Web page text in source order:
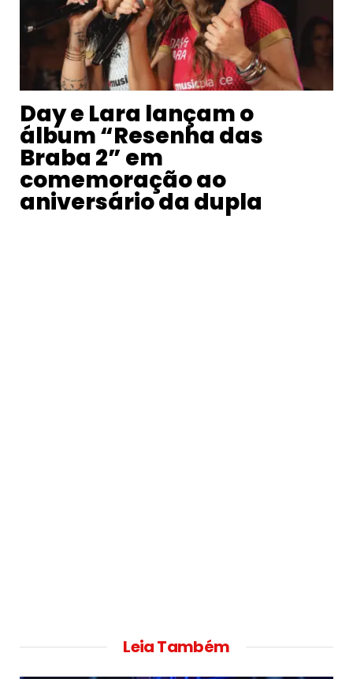
Day e Lara lançam o
álbum “Resenha das
Braba 2” em
comemoração ao
aniversário da dupla
Leia Também